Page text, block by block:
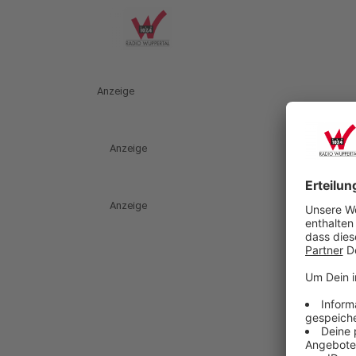
Anzeige
Anzeige
Anzeige